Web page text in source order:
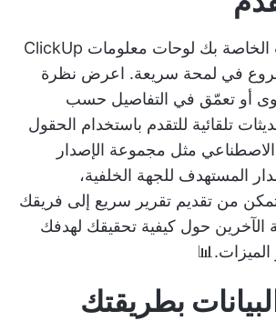
بك لوحات معلومات ClickUp
في لمحة سريعة. اعرض نظرة
أو تعمّق في التفاصيل حسب
تلقائية للتقدم باستخدام الحقول
مثل مجموعة الإصدار
المستهدف للجهة الخلفية،
من تقديم تقرير سريع إلى فريقك
حول كيفية تحقيقك لهدفك
الميزات.📊
بطريقتك